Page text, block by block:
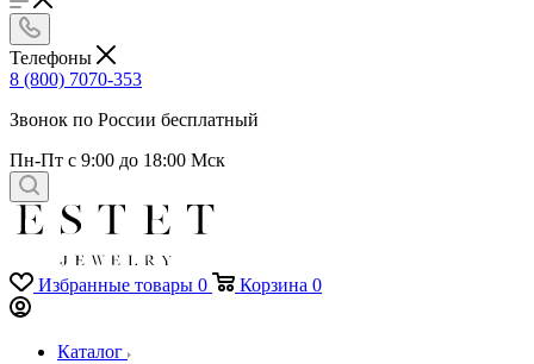
Телефоны
8 (800) 7070-353
Звонок по России бесплатный
Пн-Пт с 9:00 до 18:00 Мск
Избранные товары 0 Корзина 0
Каталог